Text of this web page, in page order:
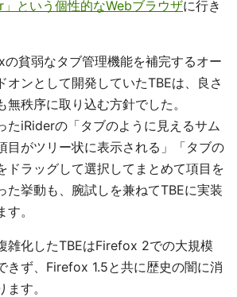
」という個性的なWebブラウザに行き
貧弱なタブ管理機能を補完するオー
オンとして開発していたTBEは、良さ
無秩序に取り込む方針でした。
たiRiderの「タブのように見えるサム
目がツリー状に表示される」「タブの
ドラッグして選択してまとめて項目を
た挙動も、腕試しを兼ねてTBEに実装
。
雑化したTBEはFirefox 2での大規模
きず、Firefox 1.5と共に歴史の闇に消
す。